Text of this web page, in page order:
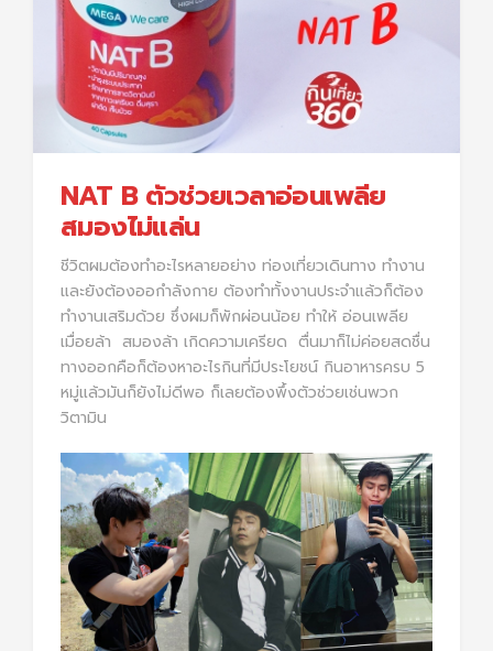
NAT B ตัวช่วยเวลาอ่อนเพลีย
สมองไม่แล่น
ชีวิตผมต้องทำอะไรหลายอย่าง ท่องเที่ยวเดินทาง ทำงาน
และยังต้องออกำลังกาย ต้องทำทั้งงานประจำแล้วก็ต้อง
ทำงานเสริมด้วย ซึ่งผมก็พักผ่อนน้อย ทำให้ อ่อนเพลีย
เมื่อยล้า สมองล้า เกิดความเครียด ตื่นมาก็ไม่ค่อยสดชื่น
ทางออกคือก็ต้องหาอะไรกินที่มีประโยชน์ กินอาหารครบ 5
หมู่แล้วมันก็ยังไม่ดีพอ ก็เลยต้องพึ้งตัวช่วยเช่นพวก
วิตามิน